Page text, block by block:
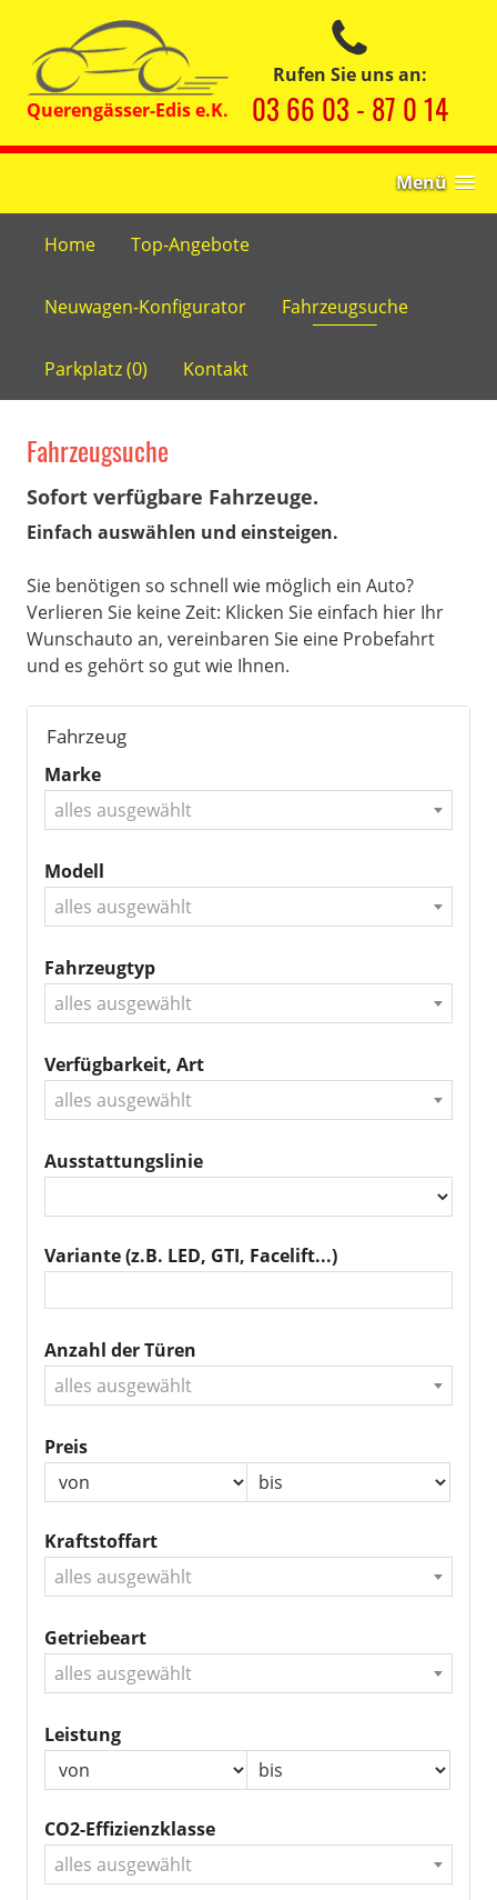
Rufen Sie uns an:
03 66 03 - 87 0 14
Menü
Home Top-Angebote
Neuwagen-Konfigurator Fahrzeugsuche
Parkplatz (0) Kontakt
Fahrzeugsuche
Sofort verfügbare Fahrzeuge.
Einfach auswählen und einsteigen.
Sie benötigen so schnell wie möglich ein Auto?
Verlieren Sie keine Zeit: Klicken Sie einfach hier Ihr
Wunschauto an, vereinbaren Sie eine Probefahrt
und es gehört so gut wie Ihnen.
Fahrzeug
Marke
alles ausgewählt
Modell
alles ausgewählt
Fahrzeugtyp
alles ausgewählt
Verfügbarkeit, Art
alles ausgewählt
Ausstattungslinie
Variante (z.B. LED, GTI, Facelift...)
Anzahl der Türen
alles ausgewählt
Preis
Kraftstoffart
alles ausgewählt
Getriebeart
alles ausgewählt
Leistung
CO2-Effizienzklasse
alles ausgewählt